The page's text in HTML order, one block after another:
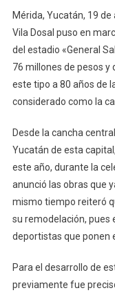
Mérida, Yucatán, 19
Vila Dosal puso en
del estadio «General
76 millones de pesos
este tipo a 80 años de
considerado como la
Desde la cancha
Yucatán de esta
este año, durante la
anunció las obras que
mismo tiempo reiteró
su remodelación, pues
deportistas que ponen
Para el desarrollo de
previamente fue